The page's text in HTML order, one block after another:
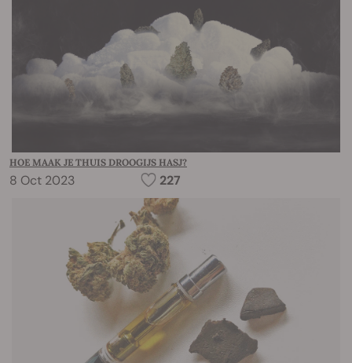
HOE MAAK JE THUIS DROOGIJS HASJ?
8 Oct 2023 227